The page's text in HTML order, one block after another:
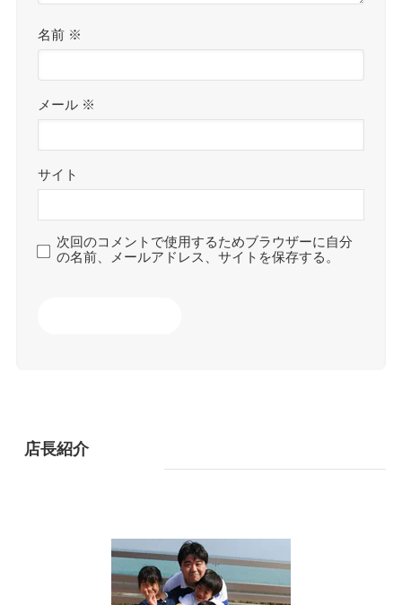
名前 ※
メール ※
サイト
次回のコメントで使用するためブラウザーに自分
の名前、メールアドレス、サイトを保存する。
店長紹介